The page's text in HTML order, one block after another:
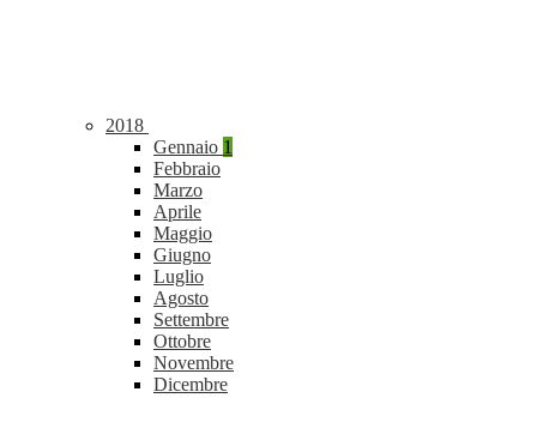
2018
Gennaio 1
Febbraio
Marzo
Aprile
Maggio
Giugno
Luglio
Agosto
Settembre
Ottobre
Novembre
Dicembre